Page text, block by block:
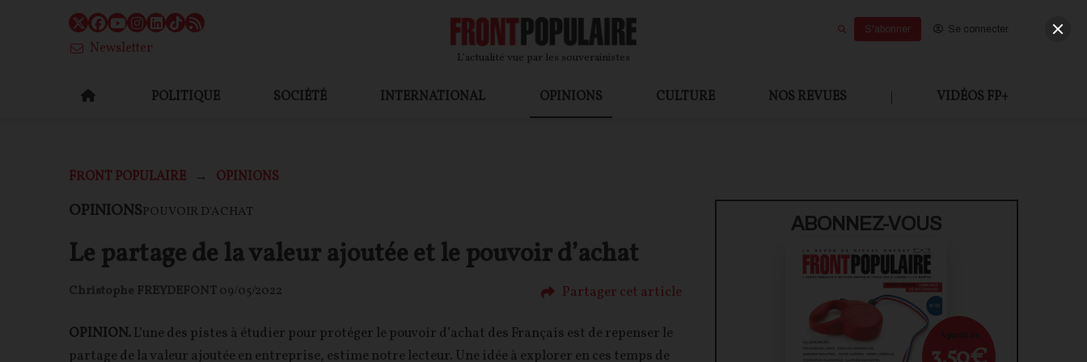
Newsletter
L’actualité vue par les souverainistes
S'abonner Se connecter
POLITIQUE SOCIÉTÉ INTERNATIONAL OPINIONS CULTURE NOS REVUES | VIDÉOS FP+
FRONT POPULAIRE OPINIONS
OPINIONSPOUVOIR D'ACHAT
Le partage de la valeur ajoutée et le pouvoir d’achat
Christophe FREYDEFONT09/05/2022 Partager cet article
OPINION.L’une des pistes à étudier pour protéger le pouvoir d’achat des Français est de repenser le
partage de la valeur ajoutée en entreprise, estime notre lecteur. Une idée à explorer en ces temps de
ABONNEZ-VOUS
À partir de